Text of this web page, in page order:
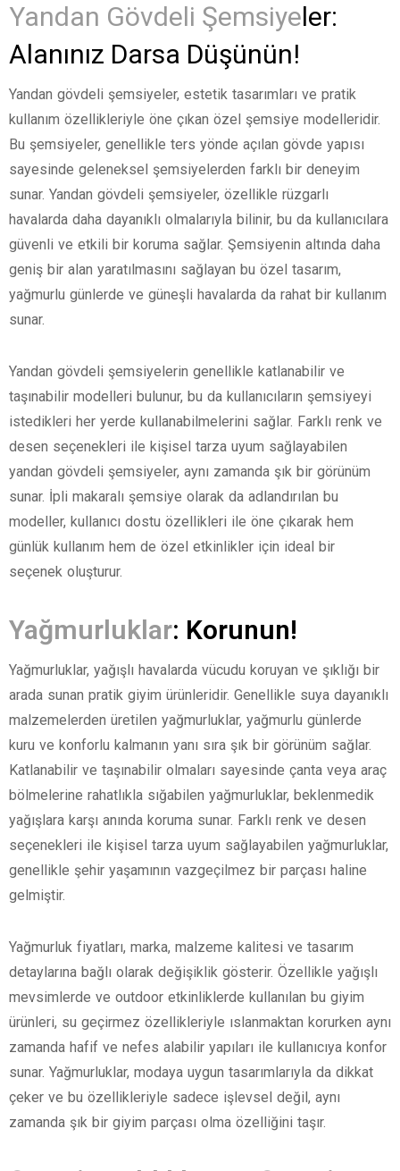
Yandan Gövdeli Şemsiyeler:
Alanınız Darsa Düşünün!
Yandan gövdeli şemsiyeler, estetik tasarımları ve pratik
kullanım özellikleriyle öne çıkan özel şemsiye modelleridir.
Bu şemsiyeler, genellikle ters yönde açılan gövde yapısı
sayesinde geleneksel şemsiyelerden farklı bir deneyim
sunar. Yandan gövdeli şemsiyeler, özellikle rüzgarlı
havalarda daha dayanıklı olmalarıyla bilinir, bu da kullanıcılara
güvenli ve etkili bir koruma sağlar. Şemsiyenin altında daha
geniş bir alan yaratılmasını sağlayan bu özel tasarım,
yağmurlu günlerde ve güneşli havalarda da rahat bir kullanım
sunar.
Yandan gövdeli şemsiyelerin genellikle katlanabilir ve
taşınabilir modelleri bulunur, bu da kullanıcıların şemsiyeyi
istedikleri her yerde kullanabilmelerini sağlar. Farklı renk ve
desen seçenekleri ile kişisel tarza uyum sağlayabilen
yandan gövdeli şemsiyeler, aynı zamanda şık bir görünüm
sunar. İpli makaralı şemsiye olarak da adlandırılan bu
modeller, kullanıcı dostu özellikleri ile öne çıkarak hem
günlük kullanım hem de özel etkinlikler için ideal bir
seçenek oluşturur.
Yağmurluklar: Korunun!
Yağmurluklar, yağışlı havalarda vücudu koruyan ve şıklığı bir
arada sunan pratik giyim ürünleridir. Genellikle suya dayanıklı
malzemelerden üretilen yağmurluklar, yağmurlu günlerde
kuru ve konforlu kalmanın yanı sıra şık bir görünüm sağlar.
Katlanabilir ve taşınabilir olmaları sayesinde çanta veya araç
bölmelerine rahatlıkla sığabilen yağmurluklar, beklenmedik
yağışlara karşı anında koruma sunar. Farklı renk ve desen
seçenekleri ile kişisel tarza uyum sağlayabilen yağmurluklar,
genellikle şehir yaşamının vazgeçilmez bir parçası haline
gelmiştir.
Yağmurluk fiyatları, marka, malzeme kalitesi ve tasarım
detaylarına bağlı olarak değişiklik gösterir. Özellikle yağışlı
mevsimlerde ve outdoor etkinliklerde kullanılan bu giyim
ürünleri, su geçirmez özellikleriyle ıslanmaktan korurken aynı
zamanda hafif ve nefes alabilir yapıları ile kullanıcıya konfor
sunar. Yağmurluklar, modaya uygun tasarımlarıyla da dikkat
çeker ve bu özellikleriyle sadece işlevsel değil, aynı
zamanda şık bir giyim parçası olma özelliğini taşır.